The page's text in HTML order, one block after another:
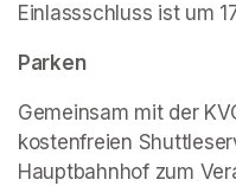
Einlassschluss ist um
Parken
Gemeinsam mit der
kostenfreien
Hauptbahnhof zum